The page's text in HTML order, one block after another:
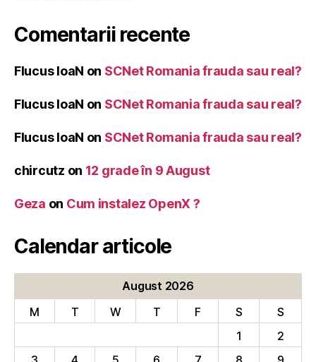
Comentarii recente
Flucus IoaN on SCNet Romania frauda sau real?
Flucus IoaN on SCNet Romania frauda sau real?
Flucus IoaN on SCNet Romania frauda sau real?
chircutz on 12 grade în 9 August
Geza on Cum instalez OpenX ?
Calendar articole
August 2026
M
T W T F S
S
1
2